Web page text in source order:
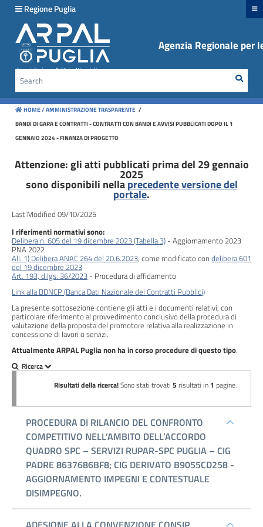
Regione Puglia
Agenzia Regionale per
HOME /AMMINISTRAZIONE TRASPARENTE /
BANDI DI GARA E CONTRATTI - CONTRATTI CON BANDI E AVVISI PUBBLICATI DOPO IL 1
GENNAIO 2024 - FINANZA DI PROGETTO
Attenzione: gli atti pubblicati prima del 29 gennaio
2025
sono disponibili nellaprecedente versione del
portale.
Last Modified 09/10/2025
I riferimenti normativi sono:
Delibera n. 605 del 19 dicembre 2023 (Tabella 3) - Aggiornamento 2023
PNA 2022
All. 1) Delibera ANAC 264 del 20.6.2023, come modificato con delibera 601
del 19 dicembre 2023
Art. 193, d.lgs. 36/2023 - Procedura di affidamento
Link alla BDNCP (Banca Dati Nazionale dei Contratti Pubblici)
La presente sottosezione contiene gli atti e i documenti relativi, con
particolare riferimento al provvedimento conclusivo della procedura di
valutazione della proposta del promotore relativa alla realizzazione in
concessione di lavori o servizi.
Attualmente ARPAL Puglia non ha in corso procedure di questo tipo.
menu
Disposizioni
generali
Organizzazione
Consulenti
di
concorso
Performance
Enti
controllati
Attività
procedimenti
Provvedimenti
Bandi
contratti
Sovvenzioni,
contributi,